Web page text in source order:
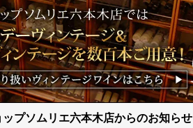
ップソムリエ六本木店からのお知らせ